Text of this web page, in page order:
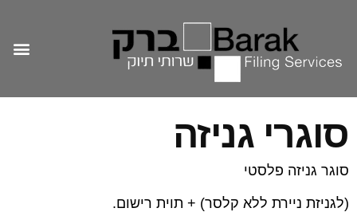
סוגרי גניזה
סוגר גניזה פלסטי
(לגניזת ניירת ללא קלסר) + תוית רישום.